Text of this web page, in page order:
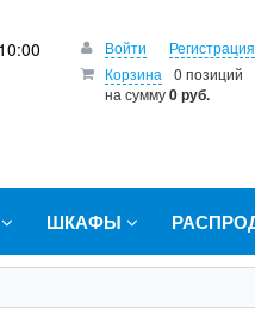
Войти
Регистрация
Корзина
0 позиций
на сумму0 руб.
ШКАФЫ